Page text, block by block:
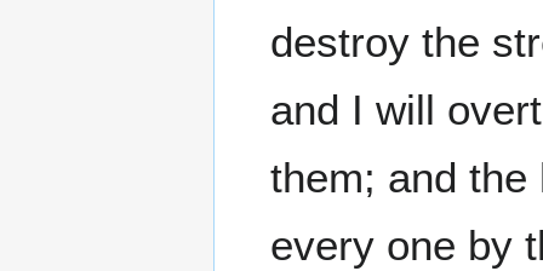
destroy the
and I will
them; and
every one by